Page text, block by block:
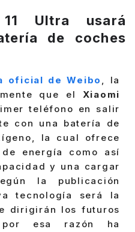
Ultra usará
de coches
oficial de Weibo , la
que el Xiaomi
teléfono en salir
con una batería de
la cual ofrece
energía como así
y una cargar
la publicación
tecnología será la
dirigirán los futuros
por esa razón ha